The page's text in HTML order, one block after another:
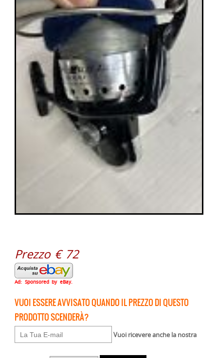
Prezzo € 72
Ad: Sponsored by eBay.
VUOI ESSERE AVVISATO QUANDO IL PREZZO DI QUESTO
PRODOTTO SCENDERÀ?
Vuoi ricevere anche la nostra